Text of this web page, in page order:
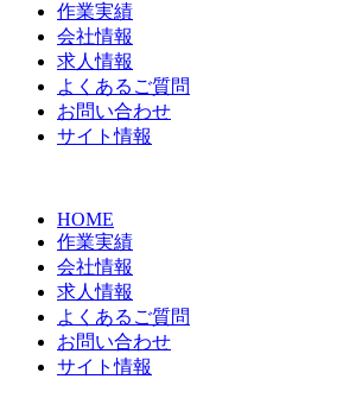
作業実績
会社情報
求人情報
よくあるご質問
お問い合わせ
サイト情報
HOME
作業実績
会社情報
求人情報
よくあるご質問
お問い合わせ
サイト情報